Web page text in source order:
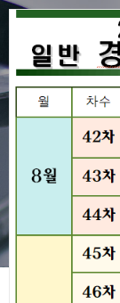
협회동정
경비원교육